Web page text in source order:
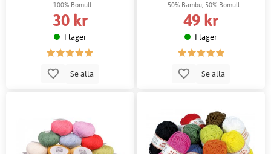
100% Bomull
30 kr
I lager
Se alla
50% Bambu, 50% Bomull
49 kr
I lager
Se alla